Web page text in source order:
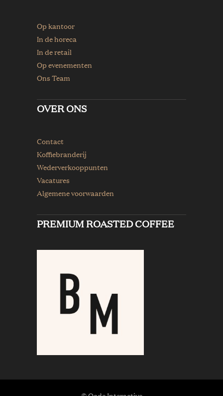
Op kantoor
In de horeca
In de retail
Op evenementen
Ons Team
OVER ONS
Contact
Koffiebranderij
Wederverkooppunten
Vacatures
Algemene voorwaarden
PREMIUM ROASTED COFFEE